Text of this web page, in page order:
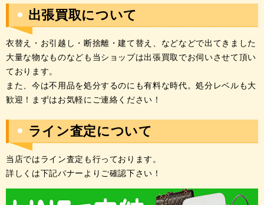
出張買取について
衣替え・お引越し・断捨離・建て替え、などなどで出てきました
大量な物なものなども当ショップは出張買取でお伺いさせて頂い
ております。
また、今は不用品を処分するのにも有料な時代。処分レベルも大
歓迎！まずはお気軽にご連絡ください！
ライン査定について
当店ではライン査定も行っております。
詳しくは下記バナーよりご確認下さい！